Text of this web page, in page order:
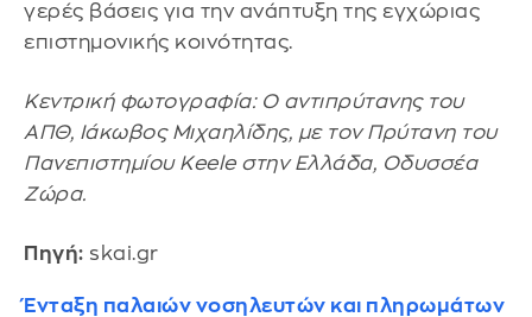
γερές βάσεις για την ανάπτυξη της εγχώριας
επιστημονικής κοινότητας.
Κεντρική φωτογραφία: Ο αντιπρύτανης του
ΑΠΘ, Ιάκωβος Μιχαηλίδης, με τον Πρύτανη του
Πανεπιστημίου Keele στην Ελλάδα, Οδυσσέα
Ζώρα.
Πηγή: skai.gr
Ένταξη παλαιών νοσηλευτών και πληρωμάτων